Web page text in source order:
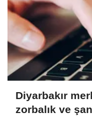
Diyarbakır
zorbalık ve